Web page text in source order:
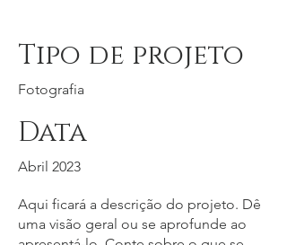
Tipo de projeto
Fotografia
Data
Abril 2023
Aqui ficará a descrição do projeto. Dê
uma visão geral ou se aprofunde ao